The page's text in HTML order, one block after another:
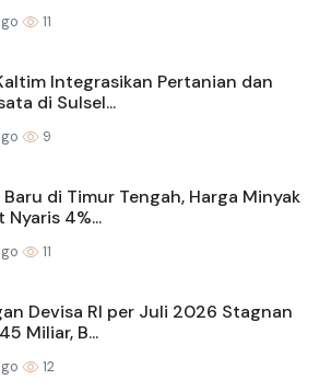
11
Integrasikan Pertanian dan
di Sulsel...
9
di Timur Tengah, Harga Minyak
Nyaris 4%...
11
Devisa RI per Juli 2026 Stagnan
Miliar, B...
12